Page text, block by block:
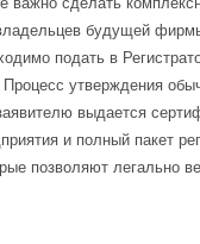
будущей
подать в
Процесс утверждения
выдается
и полный пакет
позволяют легально